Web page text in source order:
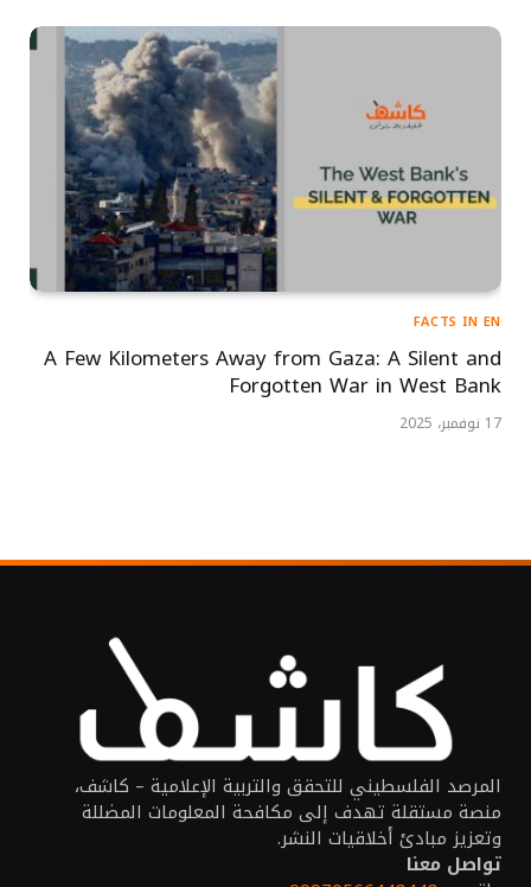
FACTS IN EN
A Few Kilometers Away from Gaza: A Silent and
Forgotten War in West Bank
17 نوفمبر، 2025
المرصد الفلسطيني للتحقق والتربية الإعلامية – كاشف،
منصة مستقلة تهدف إلى مكافحة المعلومات المضللة
وتعزيز مبادئ أخلاقيات النشر.
تواصل معنا